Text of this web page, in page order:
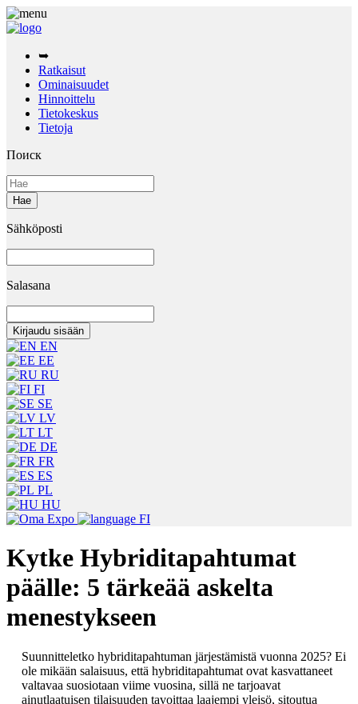
➥
Ratkaisut
Ominaisuudet
Hinnoittelu
Tietokeskus
Tietoja
Поиск
Sähköposti
Salasana
EN
EE
RU
FI
SE
LV
LT
DE
FR
ES
PL
HU
FI
Kytke Hybriditapahtumat
päälle: 5 tärkeää askelta
menestykseen
Suunnitteletko hybriditapahtuman järjestämistä vuonna 2025? Ei
ole mikään salaisuus, että hybriditapahtumat ovat kasvattaneet
valtavaa suosiotaan viime vuosina, sillä ne tarjoavat
ainutlaatuisen tilaisuuden tavoittaa laajempi yleisö, sitoutua